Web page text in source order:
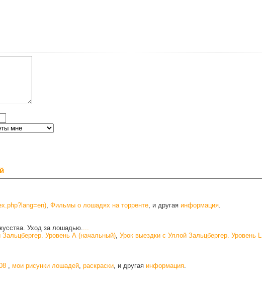
, Фильмы о лошадях на торренте, и другая информация.
Уход за лошадью....
Уровень А (начальный), Урок выездки с Уллой Зальцбергер. Уровень L
, мои рисунки лошадей, раскраски, и другая информация.